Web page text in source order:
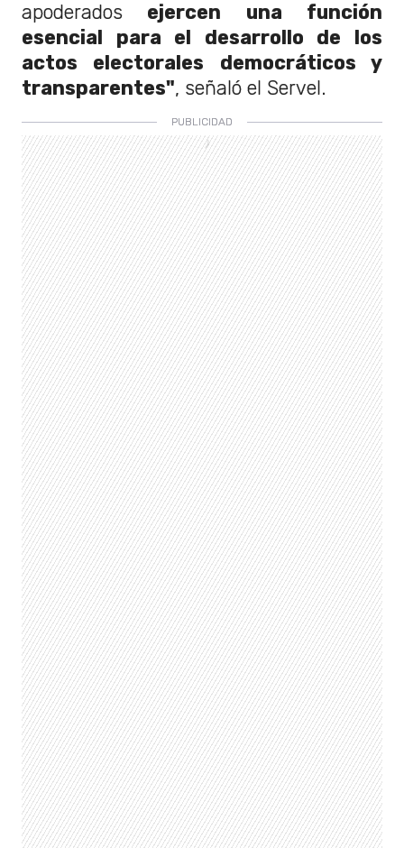
apoderados ejercen una función
esencial para el desarrollo de los
actos electorales democráticos y
transparentes", señaló el Servel.